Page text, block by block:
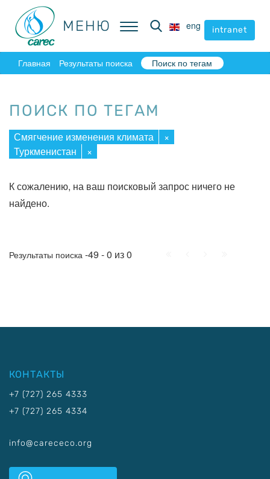
МЕНЮ eng intranet
МЕНЮ eng intranet
Главная Результаты поиска Поиск по тегам
ПОИСК ПО ТЕГАМ
Смягчение изменения климата
×
Туркменистан
×
К сожалению, на ваш поисковый запрос ничего не
найдено.
Результаты поиска -49 - 0 из 0
КОНТАКТЫ
+7 (727) 265 4333
+7 (727) 265 4334
info@carececo.org